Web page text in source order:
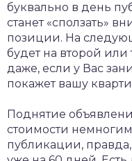
буквально в день
станет «сползать»
позиции. На
будет на второй
даже, если у Вас
покажет вашу
Поднятие
стоимости
публикации,